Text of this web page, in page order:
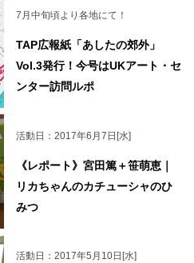
7月中旬頃より各地にて！
TAP広報紙「あしたの郊外」
Vol.3発行！今号はUKアート・セ
ンター訪問ルポ
活動日：2017年6月7日[水]
《レポート》宮田篤＋笹萌恵｜
リカちゃんのカチューシャのひ
みつ
活動日：2017年5月10日[水]